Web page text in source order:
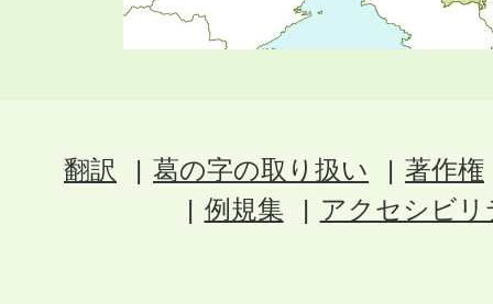
翻訳 葛の字の取り扱い
著作権
例規集
アクセシビ